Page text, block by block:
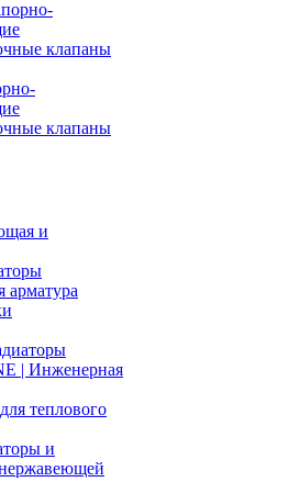
клапаны
и
арматура
| Инженерная
теплового
и